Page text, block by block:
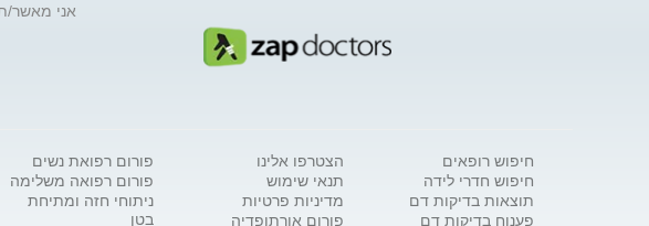
אני
חיפוש רופאים
חיפוש חדרי לידה
תוצאות בדיקות דם
פענוח בדיקות דם
הצטרפו אלינו
תנאי שימוש
מדיניות פרטיות
פורום אורתופדיה
פורום רפואת נשים
פורום רפואה משלימה
ניתוחי חזה ומתיחת
בטן